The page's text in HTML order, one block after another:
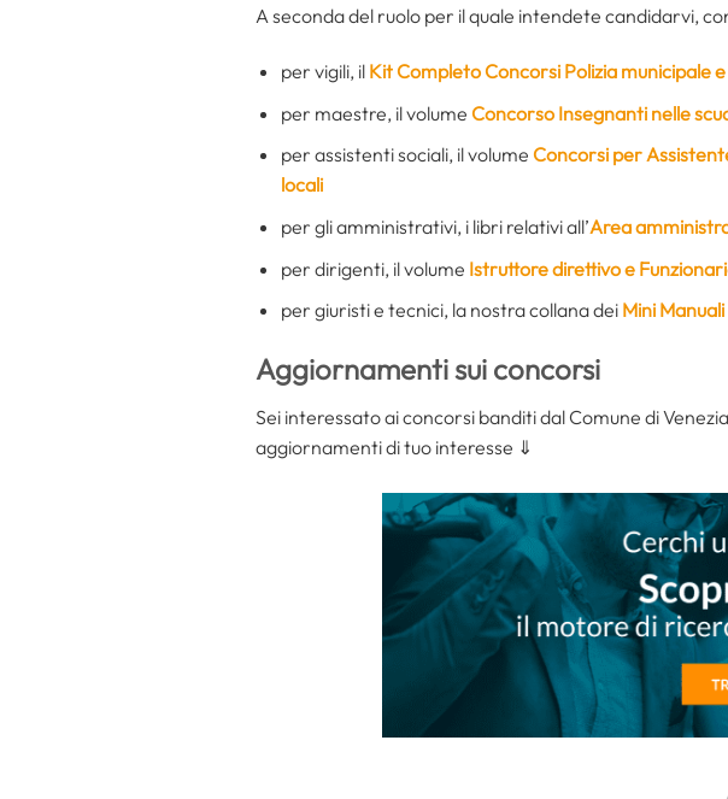
A seconda del ruolo per il quale intendete candidarvi,
per vigili, il Kit Completo Concorsi Polizia municipale
per maestre, il volume Concorso Insegnanti nelle
per assistenti sociali, il volume Concorsi per
locali
per gli amministrativi, i libri relativi all’Area
per dirigenti, il volume Istruttore direttivo e
per giuristi e tecnici, la nostra collana dei Mini Manuali
Aggiornamenti sui concorsi
Sei interessato ai concorsi banditi dal Comune di
aggiornamenti di tuo interesse ⇓